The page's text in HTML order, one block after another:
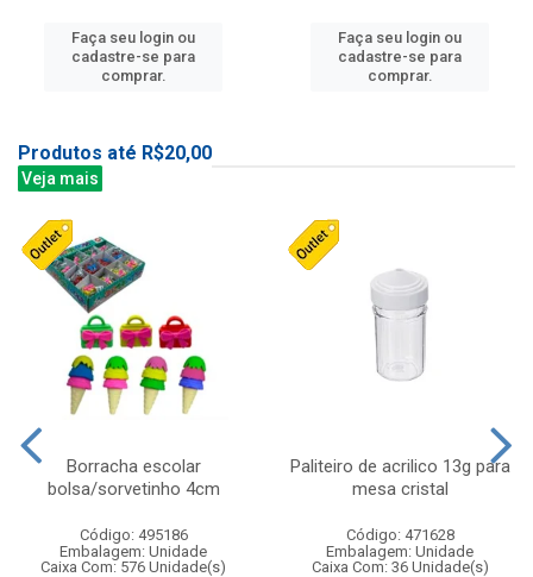
Faça seu login ou
cadastre-se para
comprar.
Faça seu login ou
cadastre-se para
comprar.
Produtos até R$20,00
Veja mais
Borracha escolar
bolsa/sorvetinho 4cm
Código: 495186
Embalagem: Unidade
Caixa Com: 576 Unidade(s)
Paliteiro de acrilico 13g para
mesa cristal
Código: 471628
Embalagem: Unidade
Caixa Com: 36 Unidade(s)